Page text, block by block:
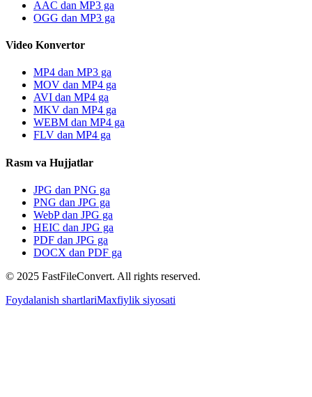
AAC dan MP3 ga
OGG dan MP3 ga
Video Konvertor
MP4 dan MP3 ga
MOV dan MP4 ga
AVI dan MP4 ga
MKV dan MP4 ga
WEBM dan MP4 ga
FLV dan MP4 ga
Rasm va Hujjatlar
JPG dan PNG ga
PNG dan JPG ga
WebP dan JPG ga
HEIC dan JPG ga
PDF dan JPG ga
DOCX dan PDF ga
© 2025 FastFileConvert. All rights reserved.
Foydalanish shartlariMaxfiylik siyosati